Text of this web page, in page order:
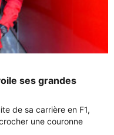
ses grandes
de sa carrière en F1,
une couronne